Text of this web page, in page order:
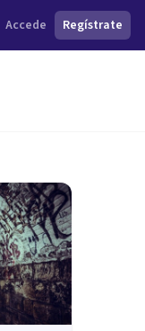
Accede Regístrate